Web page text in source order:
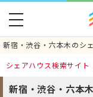
新宿・渋谷・六本木のシ
toggle
navigation
シェアハウス検索サイト
新宿・渋谷・六本